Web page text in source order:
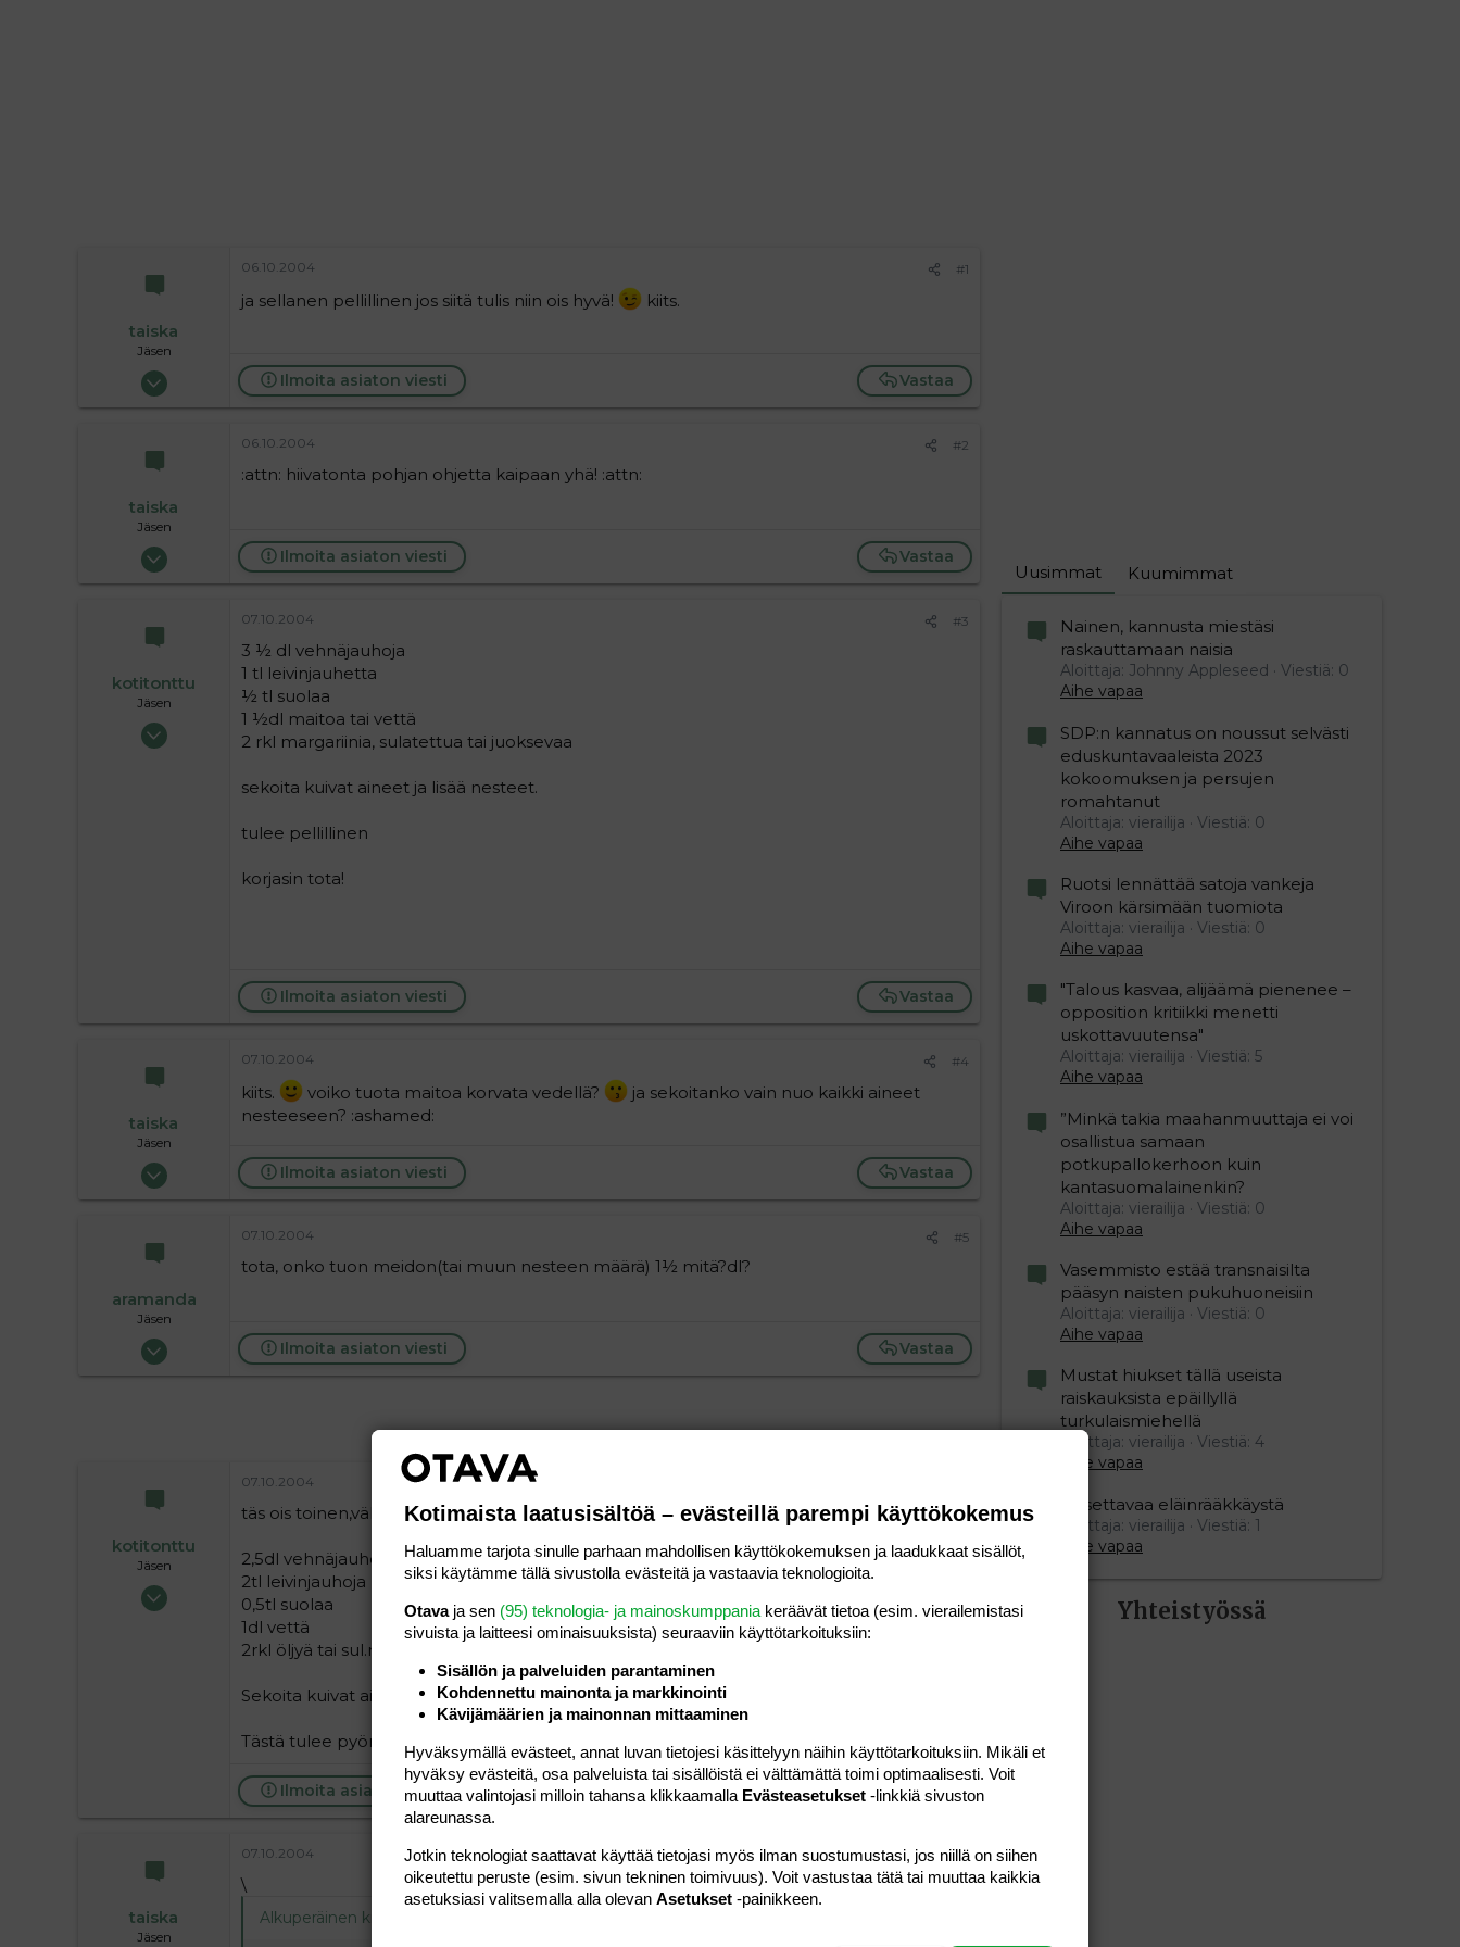
taiska
Jäsen
14.07.2004
06.10.2004 #1
ja sellanen pellillinen jos siitä tulis niin ois hyvä! kiits.
Vastaa
Ilmoita asiaton viesti
taiska
Jäsen
14.07.2004
06.10.2004 #2
:attn: hiivatonta pohjan ohjetta kaipaan yhä! :attn:
Vastaa
Ilmoita asiaton viesti
kotitonttu
Jäsen
17.07.2004
07.10.2004 #3
3 ½ dl vehnäjauhoja
1 tl leivinjauhetta
½ tl suolaa
1 ½dl maitoa tai vettä
2 rkl margariinia, sulatettua tai juoksevaa
sekoita kuivat aineet ja lisää nesteet.
tulee pellillinen
korjasin tota!
Vastaa
Ilmoita asiaton viesti
taiska
Jäsen
14.07.2004
07.10.2004 #4
kiits. voiko tuota maitoa korvata vedellä?
ja sekoitanko vain nuo kaikki aineet
nesteeseen? :ashamed:
Vastaa
Ilmoita asiaton viesti
aramanda
Jäsen
11.05.2004
07.10.2004 #5
tota, onko tuon meidon(tai muun nesteen määrä) 1½ mitä?dl?
Vastaa
Ilmoita asiaton viesti
kotitonttu
Jäsen
17.07.2004
07.10.2004
täs ois toinen,vähän yksinkertaisempi versio
2,5dl vehnäjauhoja
2tl leivinjauhoja
0,5tl suolaa
1dl vettä
2rkl öljyä tai sul.margariinia
Sekoita kuivat aineet,lisää vesi ja öljy.
Tästä tulee pyöreälevy,halkaisija n.25-30 cm
Vastaa
Ilmoita asiaton viesti
taiska
Jäsen
07.10.2004 #7
\
Alkuperäinen kirjoittaja
Uusimmat Kuumimmat
Nainen, kannusta miestäsi
raskauttamaan naisia
Aloittaja: Johnny Appleseed
Viestiä: 0
Aihe vapaa
SDP:n kannatus on noussut selvästi
eduskuntavaaleista 2023
kokoomuksen ja persujen
romahtanut
Aloittaja: vierailija
Viestiä: 0
Aihe vapaa
Ruotsi lennättää satoja vankeja
Viroon kärsimään tuomiota
Aloittaja: vierailija
Viestiä: 0
Aihe vapaa
"Talous kasvaa, alijäämä pienenee –
opposition kritiikki menetti
uskottavuutensa"
Aloittaja: vierailija
Viestiä: 5
Aihe vapaa
”Minkä takia maahanmuuttaja ei voi
osallistua samaan
potkupallokerhoon kuin
kantasuomalainenkin?
Aloittaja: vierailija
Viestiä: 0
Aihe vapaa
Vasemmisto estää transnaisilta
pääsyn naisten pukuhuoneisiin
Aloittaja: vierailija
Viestiä: 0
Aihe vapaa
Mustat hiukset tällä useista
raiskauksista epäillyllä
turkulaismiehellä
Aloittaja: vierailija
Viestiä: 4
Aihe vapaa
Oksettavaa eläinrääkkäystä
Aloittaja: vierailija
Viestiä: 1
Aihe vapaa
Yhteistyössä
Kotimaista laatusisältöä – evästeillä parempi käyttökokemus
Haluamme tarjota sinulle parhaan mahdollisen käyttökokemuksen ja laadukkaat sisällöt,
siksi käytämme tällä sivustolla evästeitä ja vastaavia teknologioita.
Otavaja sen (95) teknologia- ja mainoskumppania keräävät tietoa (esim. vierailemis­tasi
sivuista ja laitteesi ominaisuuk­sista) seuraaviin käyttötarkoituksiin:
Sisällön ja palveluiden parantaminen
Kohdennettu mainonta ja markkinointi
Kävijämäärien ja mainonnan mittaaminen
Hyväksymällä evästeet, annat luvan tietojesi käsittelyyn näihin käyttötarkoituksiin. Mikäli et
hyväksy evästeitä, osa palveluista tai sisällöistä ei välttämättä toimi optimaalisesti. Voit
muuttaa valintojasi milloin tahansa klikkaamalla Evästeasetukset -linkkiä sivuston
alareunassa.
Jotkin teknologiat saattavat käyttää tietojasi myös ilman suostumustasi, jos niillä on siihen
oikeutettu peruste (esim. sivun tekninen toimivuus). Voit vastustaa tätä tai muuttaa kaikkia
asetuksiasi valitsemalla alla olevan Asetukset -painikkeen.